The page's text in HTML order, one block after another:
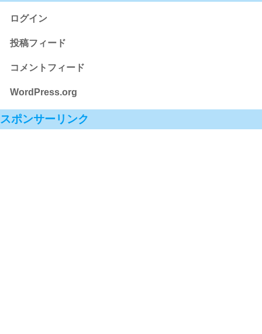
ログイン
投稿フィード
コメントフィード
WordPress.org
スポンサーリンク